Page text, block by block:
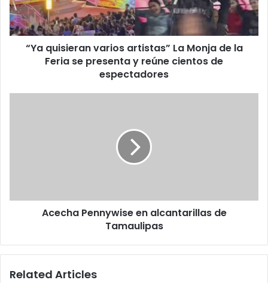
de
la
Feria
“Ya quisieran varios artistas” La Monja de la
Feria se presenta y reúne cientos de
espectadores
Acecha Pennywise en alcantarillas de
Tamaulipas
Related Articles